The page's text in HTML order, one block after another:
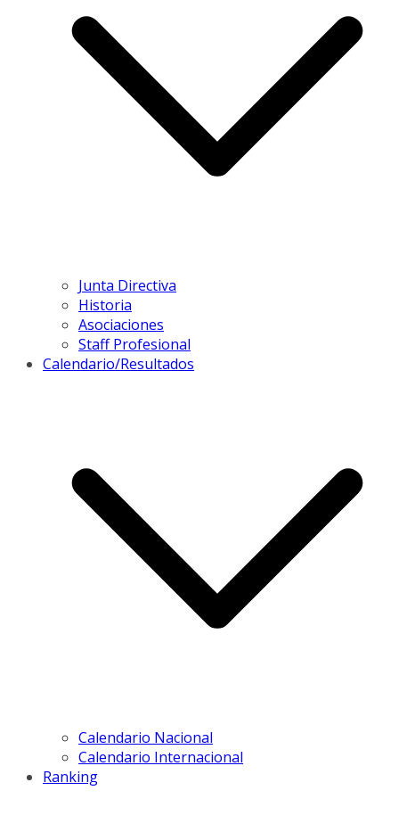
Junta Directiva
Historia
Asociaciones
Staff Profesional
Calendario/Resultados
Calendario Nacional
Calendario Internacional
Ranking